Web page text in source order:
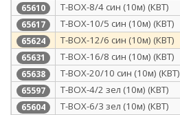
65610 Т-BOX-8/4 син (10м) (КВТ)
65617 Т-BOX-10/5 син (10м) (КВТ)
65624 Т-BOX-12/6 син (10м) (КВТ)
65631 Т-BOX-16/8 син (10м) (КВТ)
65638 Т-BOX-20/10 син (10м) (КВТ)
65597 Т-BOX-4/2 зел (10м) (КВТ)
65604 Т-BOX-6/3 зел (10м) (КВТ)